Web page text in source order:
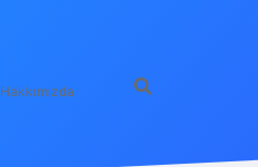
Hakkımızda